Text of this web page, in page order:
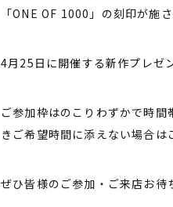
「ONE OF 1000」の刻印が施さ
4月25日に開催する新作プレゼ
ご参加枠はのこりわずかで時
きご希望時間に添えない場合は
ぜひ皆様のご参加・ご来店お待